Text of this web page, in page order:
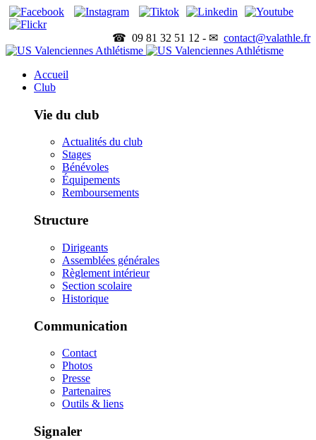
☎ 09 81 32 51 12 - ✉ contact@valathle.fr
Accueil
Club
Vie du club
Actualités du club
Stages
Bénévoles
Équipements
Remboursements
Structure
Dirigeants
Assemblées générales
Règlement intérieur
Section scolaire
Historique
Communication
Contact
Photos
Presse
Partenaires
Outils & liens
Signaler